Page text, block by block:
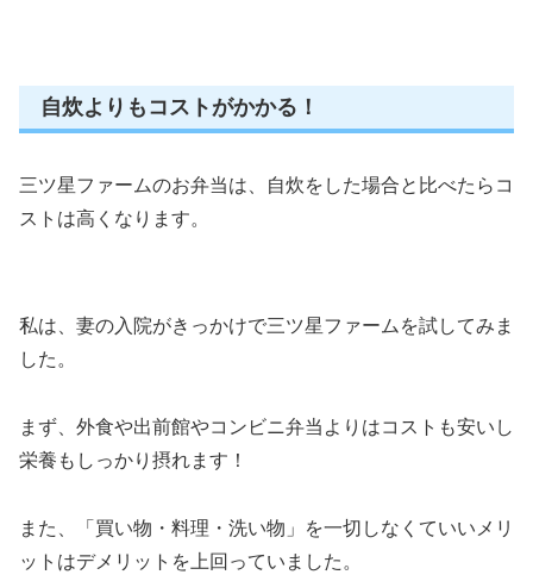
自炊よりもコストがかかる！
三ツ星ファームのお弁当は、自炊をした場合と比べたらコ
ストは高くなります。
私は、妻の入院がきっかけで三ツ星ファームを試してみま
した。
まず、外食や出前館やコンビニ弁当よりはコストも安いし
栄養もしっかり摂れます！
また、「買い物・料理・洗い物」を一切しなくていいメリ
ットはデメリットを上回っていました。